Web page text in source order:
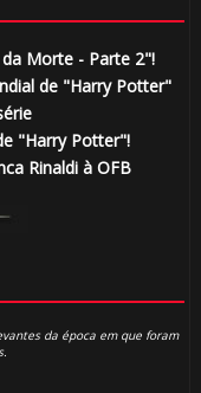
Morte - Parte 2"!
de "Harry Potter"
"Harry Potter"!
Rinaldi à OFB
da época em que foram
🎈